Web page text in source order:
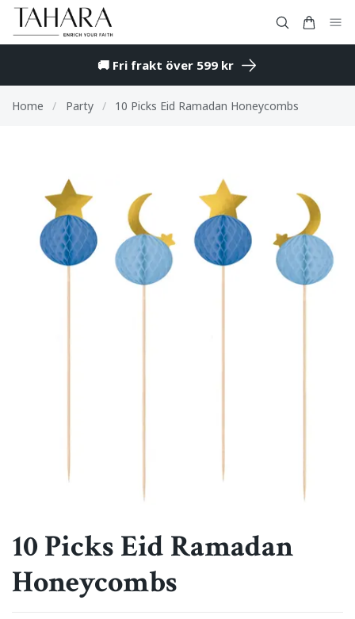
🚚 Fri frakt över 599 kr
Home / Party / 10 Picks Eid Ramadan Honeycombs
10 Picks Eid Ramadan
Honeycombs